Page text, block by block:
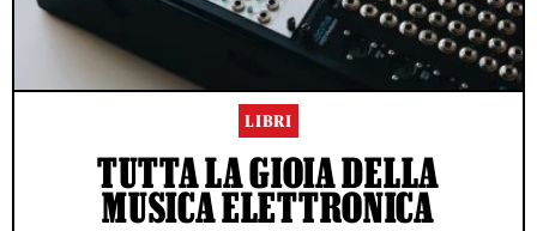
LIBRI
TUTTA LA GIOIA DELLA
MUSICA ELETTRONICA